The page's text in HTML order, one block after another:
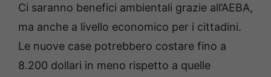
Ci saranno benefici ambientali grazie all’AEBA,
ma anche a livello economico per i cittadini.
Le nuove case potrebbero costare fino a
8.200 dollari in meno rispetto a quelle